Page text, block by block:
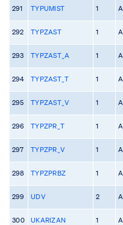
291 TYPUMIST 1 A
292 TYPZAST 1 A
293 TYPZAST_A 1 A
294 TYPZAST_T 1 A
295 TYPZAST_V 1 A
296 TYPZPR_T 1 A
297 TYPZPR_V 1 A
298 TYPZPRBZ 1 A
299 UDV 2 A
300 UKARIZAN 1 A